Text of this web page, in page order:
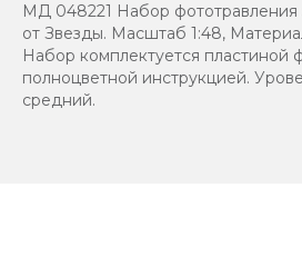
МД 048221 Набор фототравления
от Звезды. Масштаб 1:48,
Набор комплектуется пластиной
полноцветной инструкцией.
средний.